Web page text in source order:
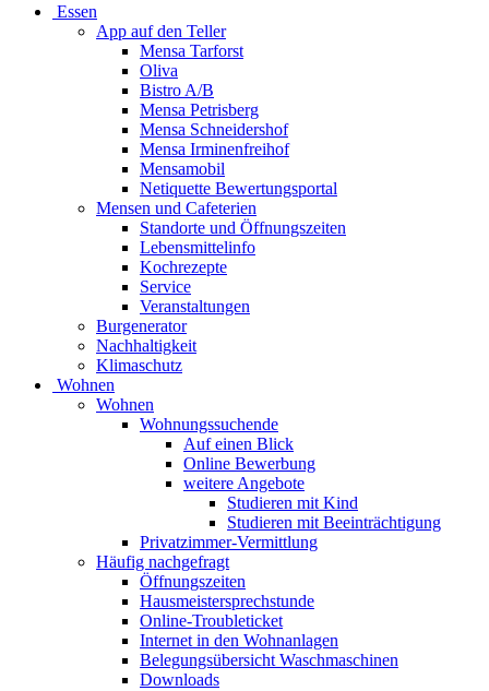
Essen
App auf den Teller
Mensa Tarforst
Oliva
Bistro A/B
Mensa Petrisberg
Mensa Schneidershof
Mensa Irminenfreihof
Mensamobil
Netiquette Bewertungsportal
Mensen und Cafeterien
Standorte und Öffnungszeiten
Lebensmittelinfo
Kochrezepte
Service
Veranstaltungen
Burgenerator
Nachhaltigkeit
Klimaschutz
Wohnen
Wohnen
Wohnungssuchende
Auf einen Blick
Online Bewerbung
weitere Angebote
Studieren mit Kind
Studieren mit Beeinträchtigung
Privatzimmer-Vermittlung
Häufig nachgefragt
Öffnungszeiten
Hausmeistersprechstunde
Online-Troubleticket
Internet in den Wohnanlagen
Belegungsübersicht Waschmaschinen
Downloads